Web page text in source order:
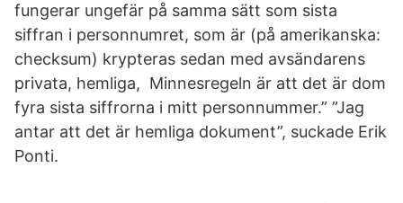
fungerar ungefär på samma sätt som sista
siffran i personnumret, som är (på amerikanska:
checksum) krypteras sedan med avsändarens
privata, hemliga, Minnesregeln är att det är dom
fyra sista siffrorna i mitt personnummer.” ”Jag
antar att det är hemliga dokument”, suckade Erik
Ponti.